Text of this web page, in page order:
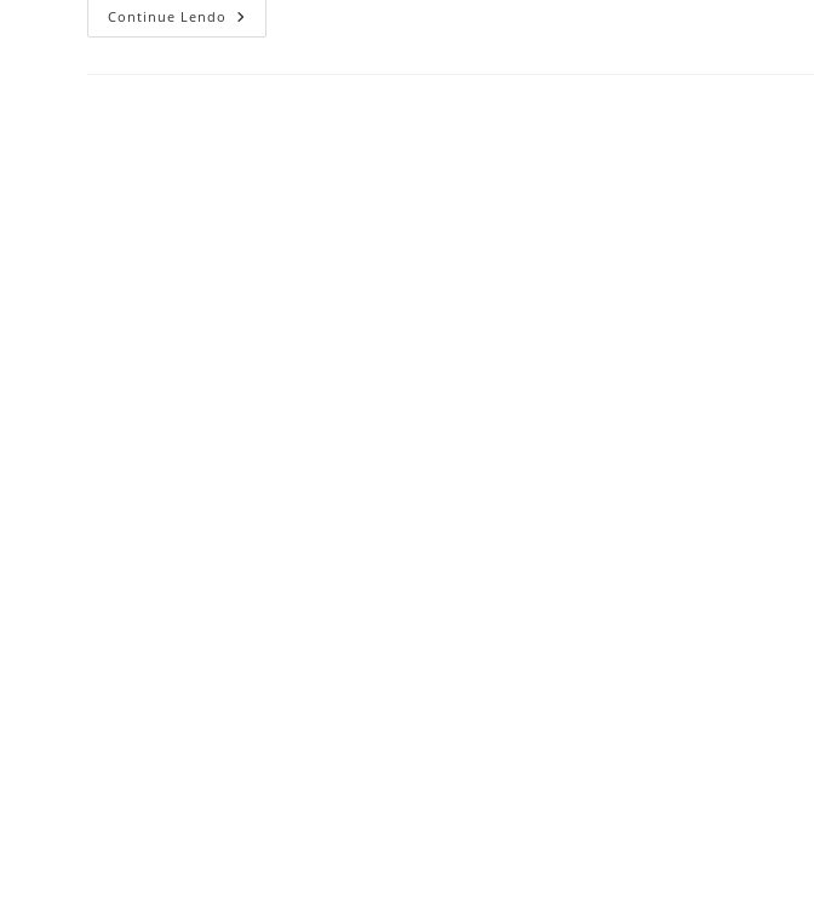
Continue Lendo